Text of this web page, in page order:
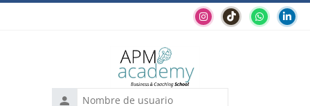
Nombre